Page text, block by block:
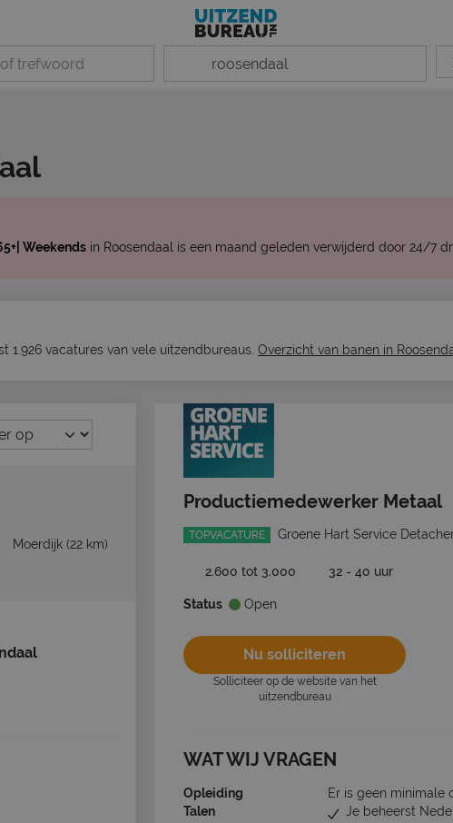
Weekends in Roosendaal is een maand geleden verwijderd door 24/7
1.926 vacatures van vele uitzendbureaus. Overzicht van banen in
Moerdijk (22 km)
Productiemedewerker Metaal
TOPVACATURE Groene Hart Service
2.600 tot 3.000 32 - 40 uur
Status Open
Nu solliciteren
Solliciteer op de website van het
uitzendbureau
WAT WIJ VRAGEN
Opleiding
Er is geen minimale
Talen
Je beheerst